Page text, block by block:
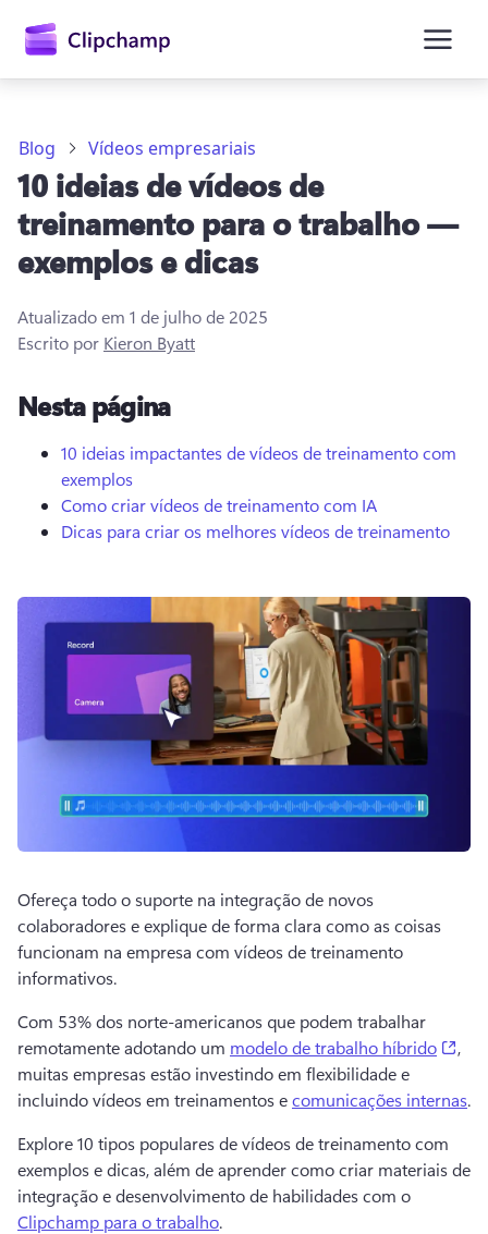
conteúdo
principal
Entrar
Blog Vídeos empresariais
10 ideias de vídeos de
treinamento para o trabalho —
exemplos e dicas
Atualizado em 1 de julho de 2025
Escrito por Kieron Byatt
Nesta página
10 ideias impactantes de vídeos de treinamento com
exemplos
Como criar vídeos de treinamento com IA
Dicas para criar os melhores vídeos de treinamento
Ofereça todo o suporte na integração de novos
colaboradores e explique de forma clara como as coisas
funcionam na empresa com vídeos de treinamento
informativos.
Com 53% dos norte-americanos que podem trabalhar
remotamente adotando um modelo de trabalho híbrido
,
muitas empresas estão investindo em flexibilidade e
incluindo vídeos em treinamentos e comunicações internas
Explore 10 tipos populares de vídeos de treinamento com
exemplos e dicas, além de aprender como criar materiais de
integração e desenvolvimento de habilidades com o
Clipchamp para o trabalho.